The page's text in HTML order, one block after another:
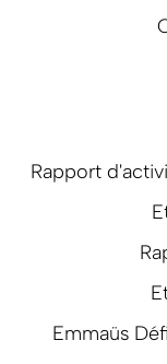
Rapport
Emmaüs